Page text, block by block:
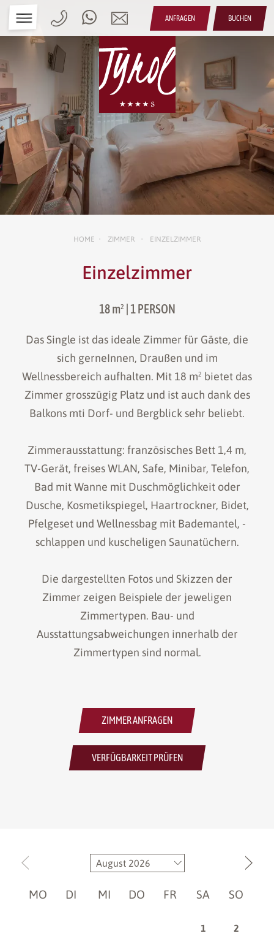
ANFRAGEN BUCHEN
HOME • ZIMMER • EINZELZIMMER
Einzelzimmer
18 m² | 1 PERSON
Das Single ist das ideale Zimmer für Gäste, die
sich gerneInnen, Draußen und im
Wellnessbereich aufhalten. Mit 18 m² bietet das
Zimmer grosszügig Platz und ist auch dank des
Balkons mti Dorf- und Bergblick sehr beliebt.
Zimmerausstattung: französisches Bett 1,4 m,
TV-Gerät, freises WLAN, Safe, Minibar, Telefon,
Bad mit Wanne mit Duschmöglichkeit oder
Dusche, Kosmetikspiegel, Haartrockner, Bidet,
Pfelgeset und Wellnessbag mit Bademantel, -
schlappen und kuscheligen Saunatüchern.
Die dargestellten Fotos und Skizzen der
Zimmer zeigen Beispiele der jeweligen
Zimmertypen. Bau- und
Ausstattungsabweichungen innerhalb der
Zimmertypen sind normal.
ZIMMER ANFRAGEN
VERFÜGBARKEIT PRÜFEN